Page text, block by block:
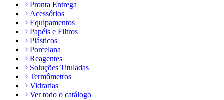
Pronta Entrega
Acessórios
Equipamentos
Papéis e Filtros
Plásticos
Porcelana
Reagentes
Soluções Tituladas
Termômetros
Vidrarias
Ver todo o catálogo